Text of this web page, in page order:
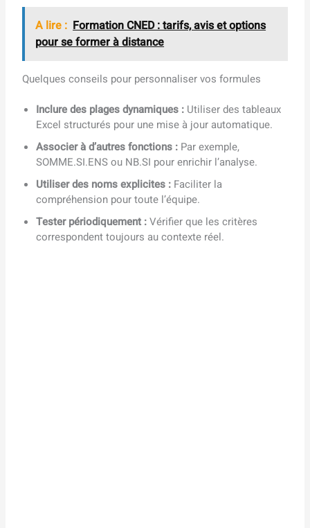
A lire : Formation CNED : tarifs, avis et options
pour se former à distance
Quelques conseils pour personnaliser vos formules
Inclure des plages dynamiques : Utiliser des tableaux
Excel structurés pour une mise à jour automatique.
Associer à d’autres fonctions : Par exemple,
SOMME.SI.ENS ou NB.SI pour enrichir l’analyse.
Utiliser des noms explicites : Faciliter la
compréhension pour toute l’équipe.
Tester périodiquement :Vérifier que les critères
correspondent toujours au contexte réel.